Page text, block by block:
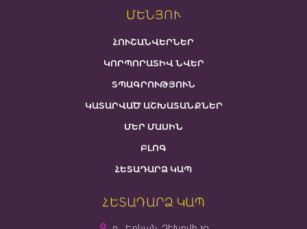
ՄԵՆՅՈՒ
ՀՈՒՇԱՆՎԵՐՆԵՐ
ԿՈՐՊՈՐԱՏԻՎ ՆՎԵՐ
ՏՊԱԳՐՈՒԹՅՈՒՆ
ԿԱՏԱՐՎԱԾ ԱՇԽԱՏԱՆՔՆԵՐ
ՄԵՐ ՄԱՍԻՆ
ԲԼՈԳ
ՀԵՏԱԴԱՐՁ ԿԱՊ
ՀԵՏԱԴԱՐՁ ԿԱՊ